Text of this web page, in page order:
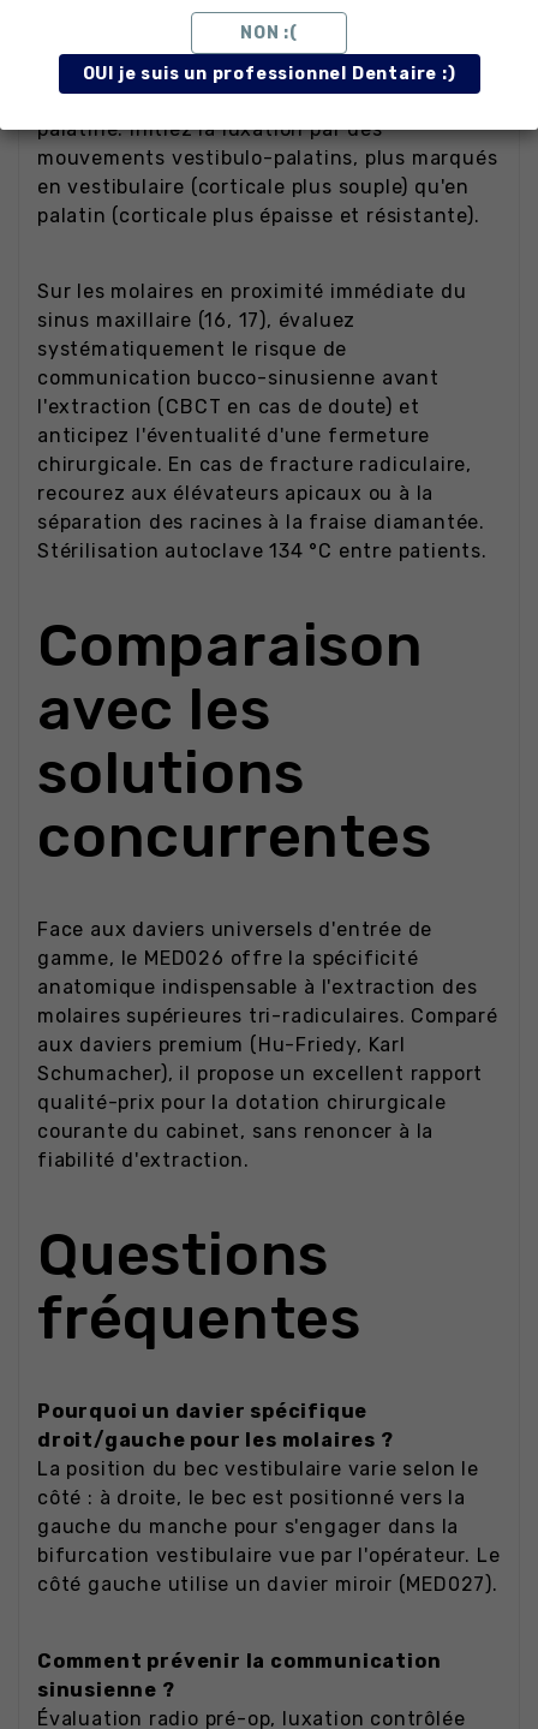
libérer les fibres desmodontales. Engagez le
bec vestibulaire dans la bifurcation entre les
racines mésio-vestibulaire et disto-
vestibulaire, et le mors palatin sur la racine
palatine. Initiez la luxation par des
mouvements vestibulo-palatins, plus marqués
en vestibulaire (corticale plus souple) qu'en
palatin (corticale plus épaisse et résistante).
Sur les molaires en proximité immédiate du
sinus maxillaire (16, 17), évaluez
systématiquement le risque de
communication bucco-sinusienne avant
l'extraction (CBCT en cas de doute) et
anticipez l'éventualité d'une fermeture
chirurgicale. En cas de fracture radiculaire,
recourez aux élévateurs apicaux ou à la
séparation des racines à la fraise diamantée.
Stérilisation autoclave 134 °C entre patients.
Comparaison
avec les
solutions
concurrentes
Face aux daviers universels d'entrée de
gamme, le MED026 offre la spécificité
anatomique indispensable à l'extraction des
molaires supérieures tri-radiculaires. Comparé
aux daviers premium (Hu-Friedy, Karl
Schumacher), il propose un excellent rapport
qualité-prix pour la dotation chirurgicale
courante du cabinet, sans renoncer à la
fiabilité d'extraction.
Questions
fréquentes
Pourquoi un davier spécifique
droit/gauche pour les molaires ?
La position du bec vestibulaire varie selon le
côté : à droite, le bec est positionné vers la
gauche du manche pour s'engager dans la
bifurcation vestibulaire vue par l'opérateur. Le
côté gauche utilise un davier miroir (MED027).
Comment prévenir la communication
sinusienne ?
Évaluation radio pré-op, luxation contrôlée
NON :(
OUI je suis un professionnel Dentaire :)